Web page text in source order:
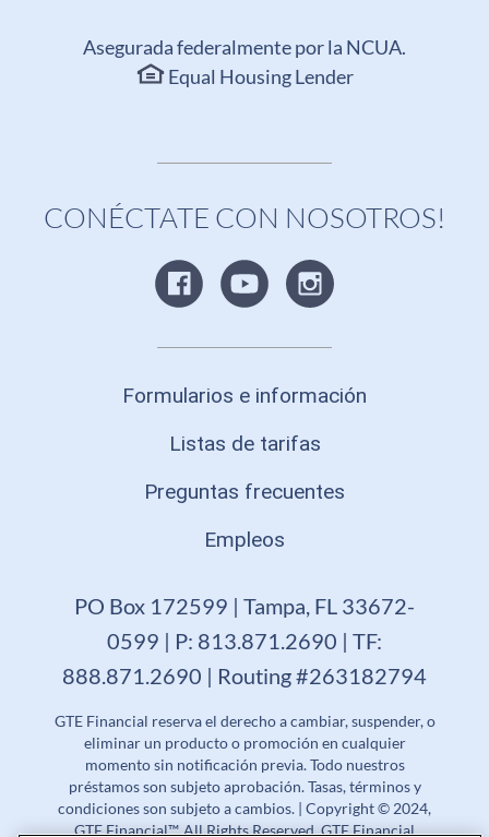
Asegurada federalmente por la NCUA.
Equal Housing Lender
CONÉCTATE CON NOSOTROS!
Formularios e información
Listas de tarifas
Preguntas frecuentes
Empleos
PO Box 172599 | Tampa, FL 33672-
0599 | P: 813.871.2690 | TF:
888.871.2690 | Routing #263182794
GTE Financial reserva el derecho a cambiar, suspender, o
eliminar un producto o promoción en cualquier
momento sin notificación previa. Todo nuestros
préstamos son subjeto aprobación. Tasas, términos y
condiciones son subjeto a cambios. | Copyright © 2024,
GTE Financial™. All Rights Reserved. GTE Financial